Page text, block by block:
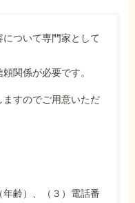
ついて専門家として
関係が必要です。
すのでご用意いただ
年齢）、（３）電話番